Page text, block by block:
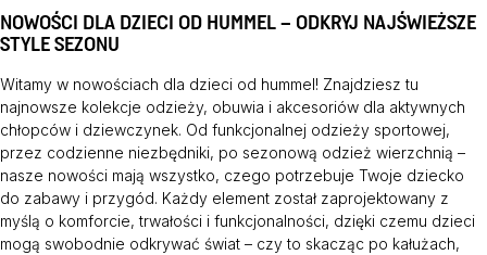
NOWOŚCI DLA DZIECI OD HUMMEL – ODKRYJ NAJŚWIEŻSZE
STYLE SEZONU
Witamy w nowościach dla dzieci od hummel! Znajdziesz tu
najnowsze kolekcje odzieży, obuwia i akcesoriów dla aktywnych
chłopców i dziewczynek. Od funkcjonalnej odzieży sportowej,
przez codzienne niezbędniki, po sezonową odzież wierzchnią –
nasze nowości mają wszystko, czego potrzebuje Twoje dziecko
do zabawy i przygód. Każdy element został zaprojektowany z
myślą o komforcie, trwałości i funkcjonalności, dzięki czemu dzieci
mogą swobodnie odkrywać świat – czy to skacząc po kałużach,